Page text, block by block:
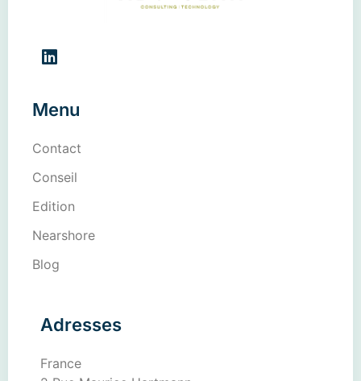
Menu
Contact
Conseil
Edition
Nearshore
Blog
Adresses
France